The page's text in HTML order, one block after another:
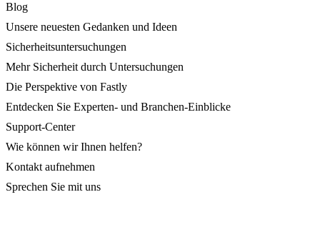
Blog
Unsere neuesten Gedanken und Ideen
Sicherheitsuntersuchungen
Mehr Sicherheit durch Untersuchungen
Die Perspektive von Fastly
Entdecken Sie Experten- und Branchen-Einblicke
Support-Center
Wie können wir Ihnen helfen?
Kontakt aufnehmen
Sprechen Sie mit uns